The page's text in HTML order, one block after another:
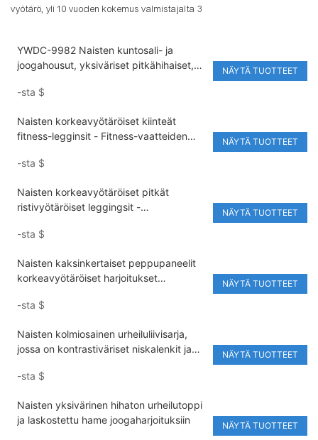
YWDC-9982 Naisten kuntosali- ja
joogahousut, yksiväriset pitkähihaiset,
joustava vyötärö, aktiiviset joustavat,
-sta $
NÄYTÄ TUOTTEET
Naisten korkeavyötäröiset kiinteät
fitness-legginsit - Fitness-vaatteiden
-sta $
NÄYTÄ TUOTTEET
Naisten korkeavyötäröiset pitkät
ristivyötäröiset leggingsit -
-sta $
NÄYTÄ TUOTTEET
Naisten kaksinkertaiset peppupaneelit
korkeavyötäröiset harjoitukset
-sta $
NÄYTÄ TUOTTEET
Naisten kolmiosainen urheiluliivisarja,
jossa on kontrastiväriset niskalenkit ja
peppua kohottavat leggingsit.
-sta $
NÄYTÄ TUOTTEET
Naisten yksivärinen hihaton urheilutoppi
ja laskostettu hame joogaharjoituksiin
NÄYTÄ TUOTTEET